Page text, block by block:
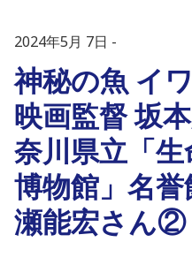
2024年5月 7日
神秘の魚 イ
映画監督 坂
奈川県立「
博物館」名
瀬能宏さん②